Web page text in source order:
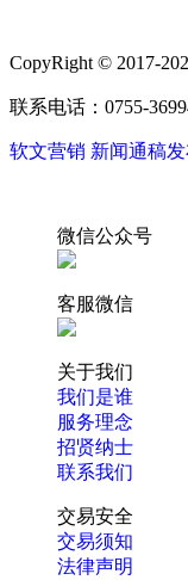
CopyRight © 2017-
联系电话：0755-
软文营销 新闻通稿
微信公众号
客服微信
关于我们
我们是谁
服务理念
招贤纳士
联系我们
交易安全
交易须知
法律声明